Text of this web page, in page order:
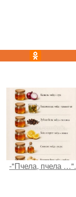
-"Пчела, пчела …".